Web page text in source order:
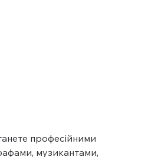
професійними
музикантами,